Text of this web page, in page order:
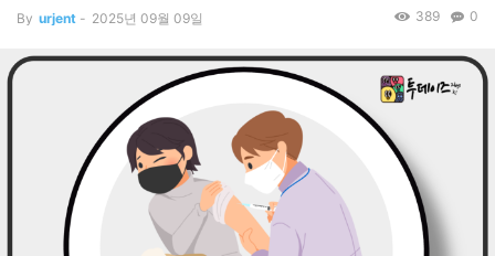
By urjent - 2025년 09월 09일 0
389